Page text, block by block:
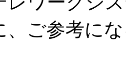
、ご参考に